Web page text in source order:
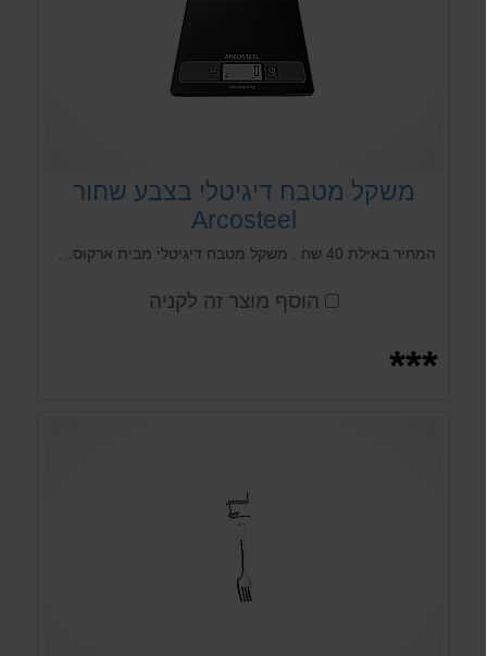
משקל מטבח דיגיטלי בצבע שחור
Arcosteel
המחיר באילת 40 שח . משקל מטבח דיגיטלי מבית ארקוסטיל מקצועי ואמין בעל עיצוב אלגנטי, משטח זכוכית מחוסמת נוח וקל לשימוש. שוקל עד 5 ק"ג בדיוק של 1 גרם. *מגיע בצבע שחור או אדום.
הוסף מוצר זה לקניה
***